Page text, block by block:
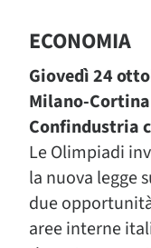
ECONOMIA
Giovedì 24
Milano-
Confindustria
Le Olimpiadi
la nuova legge
due
aree interne